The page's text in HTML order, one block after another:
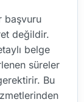
başvuru
değildir.
belge
süreler
Bu